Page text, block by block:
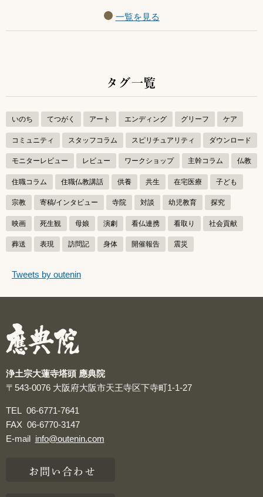
一覧を見る
タグ一覧
いのち てつがく アート エンディング グリーフ ケア
コミュニティ スタッフコラム スピリチュアリティ ダウンロード
モニターレビュー レビュー ワークショップ 主幹コラム 仏教
住職コラム 住職仏教講話 供養 共生 在宅医療 子ども
宗教 寄稿/インタビュー 寺院 対談 幼児教育 探究
映画 死生観 母娘 演劇 看仏連携 看取り 社会貢献
葬送 表現 訪問記 身体 開催報告 震災
つぶやき
つぶやきをスキップする
Tweets by outenin
浄土宗大蓮寺塔頭 應典院
〒543-0076 大阪府大阪市天王寺区下寺町1-1-27
TEL 06-6771-7641
FAX 06-6770-3147
E-mail info@outenin.com
お問い合わせ